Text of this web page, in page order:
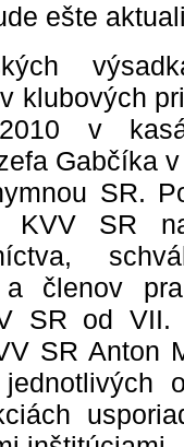
ešte
klubových
v
Gabčíka
SR.
KVV SR
členov
SR od VII.
SR Anton